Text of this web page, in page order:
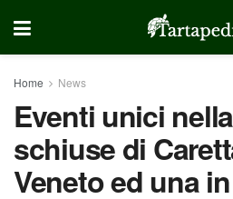
Home News
Eventi unici
schiuse di
Veneto ed una